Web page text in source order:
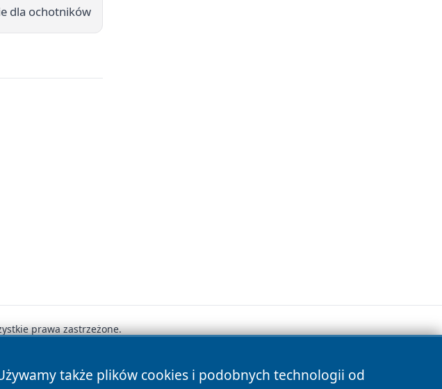
dla ochotników
także plików cookies i podobnych technologii od
prawa zastrzeżone.
Polityka Cookies